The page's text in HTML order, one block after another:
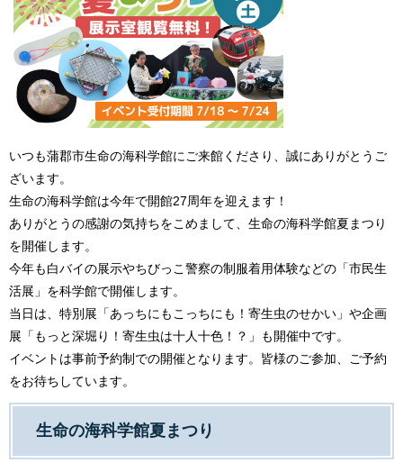
いつも蒲郡市生命の海科学館にご来館くださり、誠にありがとうご
ざいます。
生命の海科学館は今年で開館27周年を迎えます！
ありがとうの感謝の気持ちをこめまして、生命の海科学館夏まつり
を開催します。
今年も白バイの展示やちびっこ警察の制服着用体験などの「市民生
活展」を科学館で開催します。
当日は、特別展「あっちにもこっちにも！寄生虫のせかい」や企画
展「もっと深堀り！寄生虫は十人十色！？」も開催中です。
​イベントは事前予約制での開催となります。皆様のご参加、ご予約
をお待ちしています。
生命の海科学館夏まつり